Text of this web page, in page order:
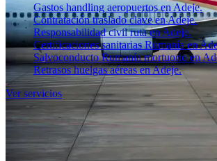
Gastos handling aeropuertos en Adeje.
Contratación traslado clave en Adeje.
Responsabilidad civil ruta en Adeje.
Certificaciones sanitarias Rumanía en
Salvoconducto Rumanía mortuorio en
Retrasos huelgas aéreas en Adeje.
Ver servicios